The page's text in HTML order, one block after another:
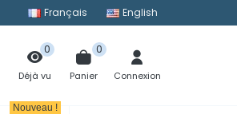
Français English
Déjà vu
0
Panier
0
Connexion
Nouveau !